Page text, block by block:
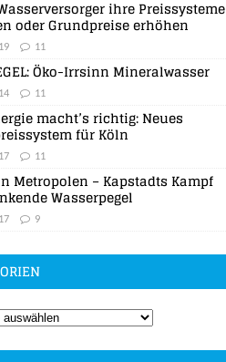
ihre Preissysteme
oder Grundpreise erhöhen
11
Öko-Irrsinn Mineralwasser
11
macht’s richtig: Neues
für Köln
11
Metropolen – Kapstadts Kampf
Wasserpegel
9